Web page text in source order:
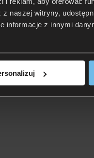
naszej witryny,
informacje z innymi